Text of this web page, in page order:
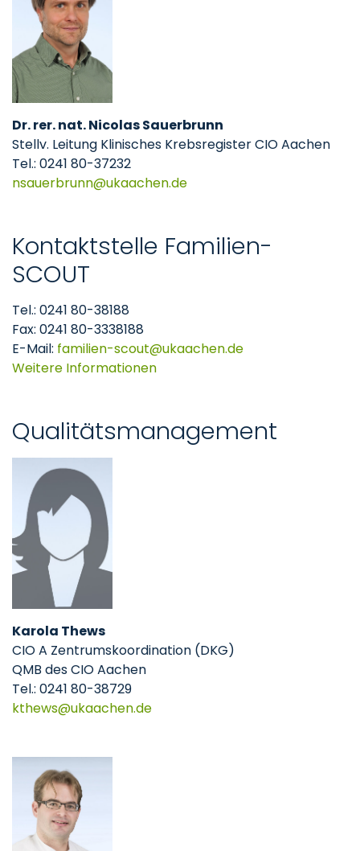
Dr. rer. nat. Nicolas Sauerbrunn
Stellv. Leitung Klinisches Krebsregister CIO Aachen
Tel.: 0241 80-37232
nsauerbrunn
ukaachende
Kontaktstelle Familien-
SCOUT
Tel.: 0241 80-38188
Fax: 0241 80-3338188
E-Mail: familien-scout ukaachende
Weitere Informationen
Qualitätsmanagement
Karola Thews
CIO A Zentrumskoordination (DKG)
QMB des CIO Aachen
Tel.: 0241 80-38729
kthews
ukaachende